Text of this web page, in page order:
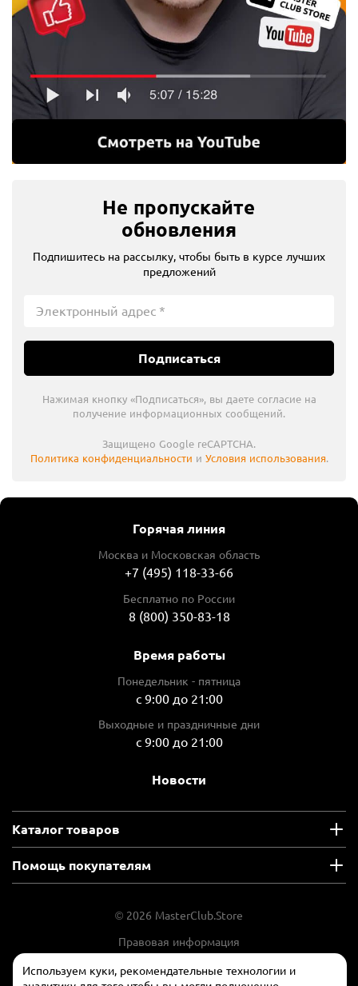
Используем куки, рекомендательные технологии и
Не пропускайте
обновления
Подпишитесь на рассылку, чтобы быть в курсе лучших
предложений
Подписаться
Нажимая кнопку «Подписаться», вы даете согласие на
получение информационных сообщений.
Защищено Google reCAPTCHA.
Политика конфиденциальности и Условия использования.
Горячая линия
Москва и Московская область
+7 (495) 118-33-66
Бесплатно по России
8 (800) 350-83-18
Время работы
Понедельник - пятница
с 9:00 до 21:00
Выходные и праздничные дни
с 9:00 до 21:00
Новости
Каталог товаров
Помощь покупателям
© 2026 MasterClub.Store
Правовая информация
Положение об обработки и защите
персональных данных